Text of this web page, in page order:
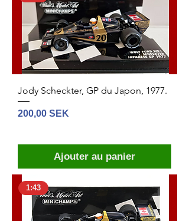
Jody Scheckter, GP du Japon, 1977.
Prix
200,00 SEK
Ajouter au panier
1:43